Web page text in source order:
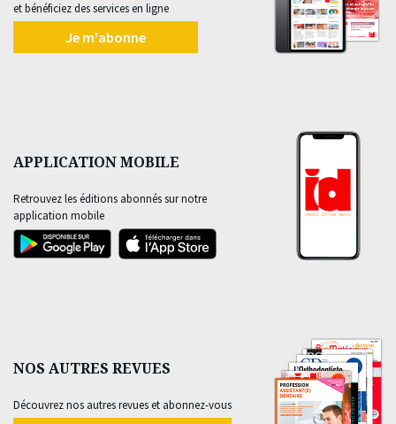
et bénéficiez des services en ligne
Je m'abonne
APPLICATION MOBILE
Retrouvez les éditions abonnés sur notre
application mobile
NOS AUTRES REVUES
Découvrez nos autres revues et abonnez-vous